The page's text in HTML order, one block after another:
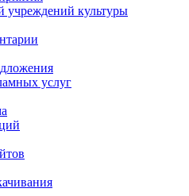
учреждений культуры
услуг